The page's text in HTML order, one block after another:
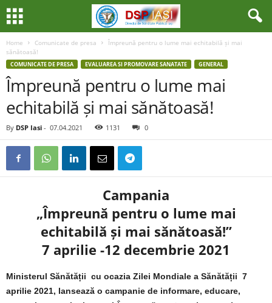
Home Comunicate de presa
Împreună pentru o lume mai echitabilă și mai
sănătoasă!
COMUNICATE DE PRESA EVALUAREA SI PROMOVARE SANATATE GENERAL
Împreună pentru o lume mai
echitabilă și mai sănătoasă!
By DSP Iasi - 07.04.2021 1131 0
Campania
„Împreună pentru o lume mai
echitabilă și mai sănătoasă!”
7 aprilie -12 decembrie 2021
Ministerul Sănătății cu ocazia Zilei Mondiale a Sănătății 7
aprilie 2021, lansează o campanie de informare, educare,